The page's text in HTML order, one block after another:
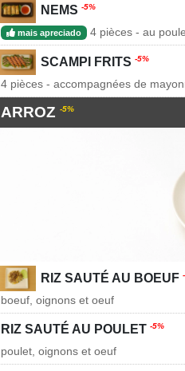
NEMS -5%
mais apreciado 4 pièces - au
SCAMPI FRITS -5%
4 pièces - accompagnées de
ARROZ -5%
RIZ SAUTÉ AU BOEUF
boeuf, oignons et oeuf
RIZ SAUTÉ AU POULET -5%
poulet, oignons et oeuf